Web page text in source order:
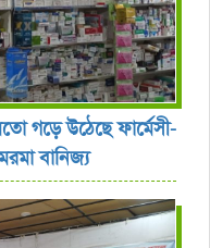
গড়ে উঠেছে ফার্মেসী-
বানিজ্য